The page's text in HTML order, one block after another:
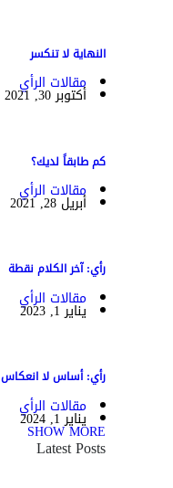
النهاية لا تنكسر
مقالات الرأي
أكتوبر 30, 2021
كم طابقاً لديك؟
مقالات الرأي
أبريل 28, 2021
رأي: آخر الكلام نقطة
مقالات الرأي
يناير 1, 2023
رأي: أساس لا انعكاس
مقالات الرأي
يناير 1, 2024
SHOW MORE
Latest Posts